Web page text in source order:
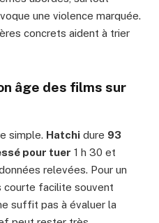
une violence marquée.
concrets aident à trier
âge des films sur
simple. Hatchi dure 93
pour tuer 1 h 30 et
relevées. Pour un
courte facilite souvent
suffit pas à évaluer la